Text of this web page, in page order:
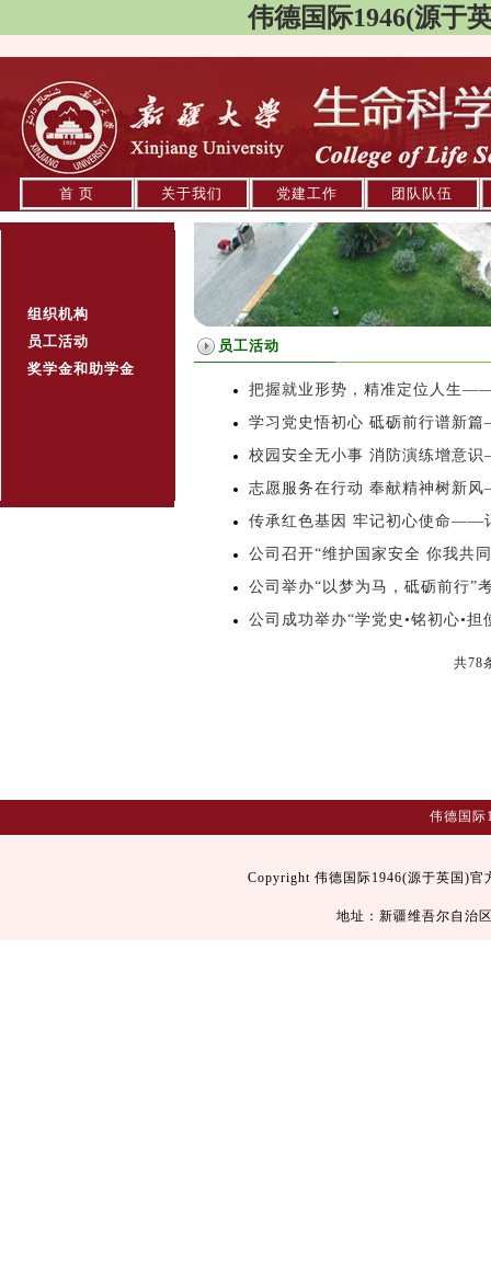
伟德国际1946(源于
首 页 关于我们 党建工作 团队队伍
组织机构
员工活动
奖学金和助学金
员工活动
把握就业形势，精准定位人生
学习党史悟初心 砥砺前行谱新
校园安全无小事 消防演练增意
志愿服务在行动 奉献精神树新
传承红色基因 牢记初心使命——
公司召开“维护国家安全 你我共
公司举办“以梦为马，砥砺前行”
公司成功举办“学党史•铭初心•担
共78
伟德国际
Copyright 伟德国际1946(源于英国)
地址：新疆维吾尔自治